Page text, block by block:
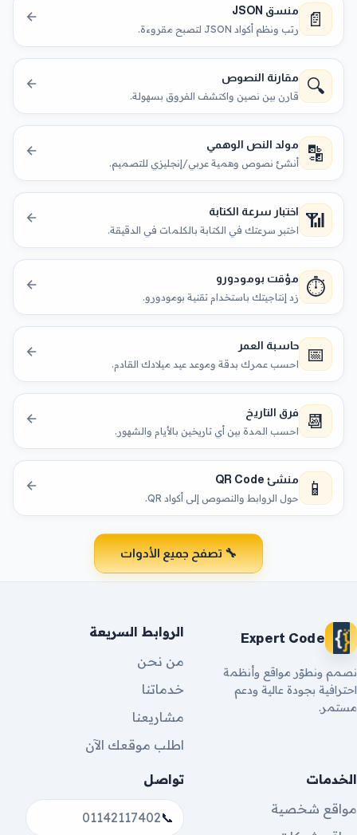
📄 منسق JSON
رتب ونظم أكواد JSON لتصبح مقروءة.
🔍 مقارنة النصوص
قارن بين نصين واكتشف الفروق بسهولة.
🔡 مولد النص الوهمي
أنشئ نصوص وهمية عربي/إنجليزي للتصميم.
📶 اختبار سرعة الكتابة
اختبر سرعتك في الكتابة بالكلمات في الدقيقة.
⏱️ مؤقت بومودورو
زد إنتاجيتك باستخدام تقنية بومودورو.
📅 حاسبة العمر
احسب عمرك بدقة وموعد عيد ميلادك القادم.
📆 فرق التاريخ
احسب المدة بين أي تاريخين بالأيام والشهور.
📱 منشئ QR Code
حول الروابط والنصوص إلى أكواد QR.
🔧 تصفح جميع الأدوات
Expert Code
نصمم ونطوّر مواقع وأنظمة
احترافية بجودة عالية ودعم
مستمر.
الروابط السريعة
من نحن
خدماتنا
مشاريعنا
اطلب موقعك الآن
الخدمات
مواقع شخصية
تواصل
📞
01142117402